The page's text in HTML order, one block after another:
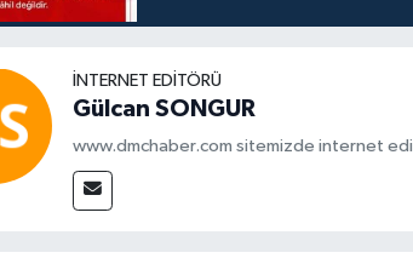
İNTERNET EDITÖRÜ
Gülcan SONGUR
www.dmchaber.com sitemizde internet